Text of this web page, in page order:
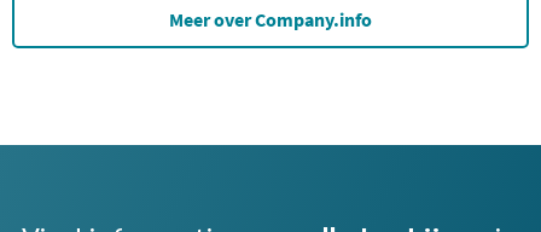
Meer over Company.info